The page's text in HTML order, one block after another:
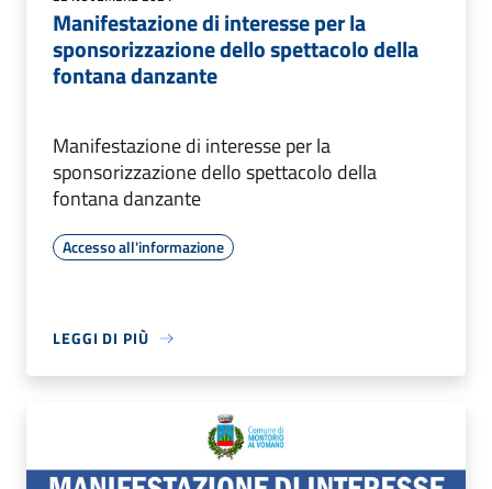
Manifestazione di interesse per la
sponsorizzazione dello spettacolo della
fontana danzante
Manifestazione di interesse per la
sponsorizzazione dello spettacolo della
fontana danzante
Accesso all'informazione
LEGGI DI PIÙ